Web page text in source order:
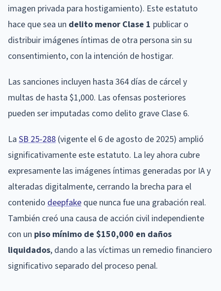
imagen privada para hostigamiento). Este estatuto
hace que sea un delito menor Clase 1 publicar o
distribuir imágenes íntimas de otra persona sin su
consentimiento, con la intención de hostigar.
Las sanciones incluyen hasta 364 días de cárcel y
multas de hasta $1,000. Las ofensas posteriores
pueden ser imputadas como delito grave Clase 6.
La SB 25-288 (vigente el 6 de agosto de 2025) amplió
significativamente este estatuto. La ley ahora cubre
expresamente las imágenes íntimas generadas por IA y
alteradas digitalmente, cerrando la brecha para el
contenido deepfake que nunca fue una grabación real.
También creó una causa de acción civil independiente
con un piso mínimo de $150,000 en daños
liquidados, dando a las víctimas un remedio financiero
significativo separado del proceso penal.